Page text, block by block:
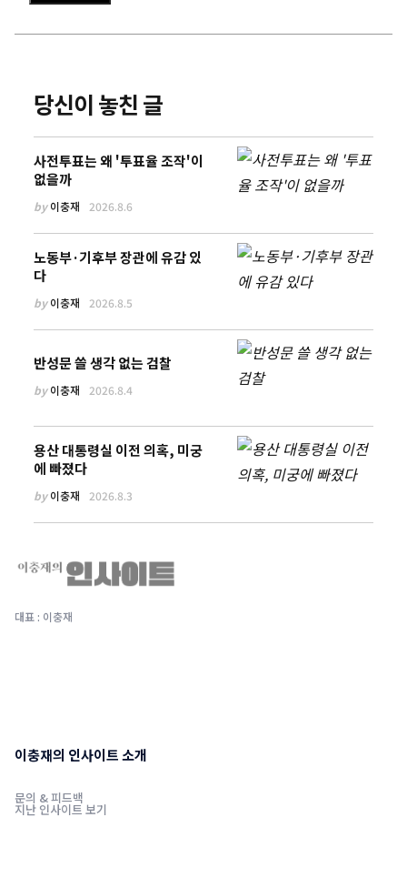
당신이 놓친 글
사전투표는 왜 '투표율 조작'이
없을까
by이충재 2026.8.6
노동부·기후부 장관에 유감 있
다
by이충재 2026.8.5
반성문 쓸 생각 없는 검찰
by이충재 2026.8.4
용산 대통령실 이전 의혹, 미궁
에 빠졌다
by이충재 2026.8.3
대표 : 이충재
이충재의 인사이트 소개
문의 & 피드백
지난 인사이트 보기